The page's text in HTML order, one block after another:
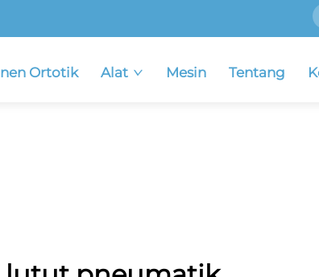
Ortotik Alat Mesin Tentang